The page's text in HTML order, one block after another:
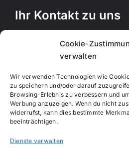
Cookie-
verwalten
Wir verwenden Technologien wie
zu speichern und/oder darauf
Browsing-Erlebnis zu verbessern und
Werbung anzuzeigen. Wenn du nicht
widerrufst, kann dies bestimmte
beeinträchtigen.
Dienste verwalten
Ihr Kontakt zu uns
Rechbergstraße 11
73770 Denkendorf
Handy:017663847664
E-Mail:
Webseite: